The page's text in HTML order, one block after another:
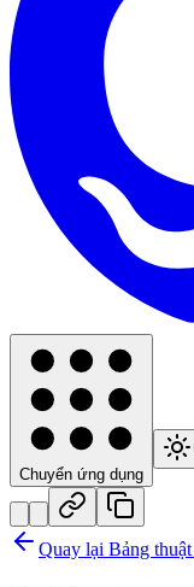
Chuyển ứng dụng
Quay lại Bảng